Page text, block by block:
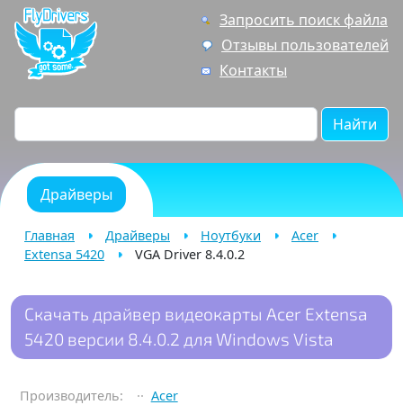
Запросить поиск файла
Отзывы пользователей
Контакты
Найти
Драйверы
Главная Драйверы Ноутбуки
Acer
Extensa 5420
VGA Driver 8.4.0.2
Скачать драйвер видеокарты Acer Extensa
5420 версии 8.4.0.2 для Windows Vista
Производитель:
Acer